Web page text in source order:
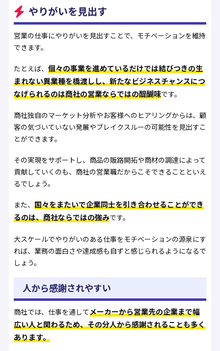
やりがいを見出す
営業の仕事にやりがいを見出すことで、モチベーションを維持
できます。
たとえば、 個々の事業を進めているだけでは結びつきの生
まれない異業種を橋渡しし、新たなビジネスチャンスにつ
なげられるのは商社の営業ならではの醍醐味です。
商社独自のマーケット分析やお客様へのヒアリングからは、顧
客の気づいていない発展やブレイクスルーの可能性を見出すこ
とができます。
その実現をサポートし、商品の販路開拓や商材の調達によって
貢献していくのも、商社の営業職だからこそできることといえ
るでしょう。
また、 国々をまたいで企業同士を引き合わせることができ
るのは、商社ならではの強みです。
大スケールでやりがいのある仕事をモチベーションの源泉にす
れば、業務の面白さや達成感も自ずと感じられるようになるで
しょう。
人から感謝されやすい
商社では、仕事を通してメーカーから営業先の企業まで幅
広い人と関わるため、その分人から感謝されることも多く
あります。